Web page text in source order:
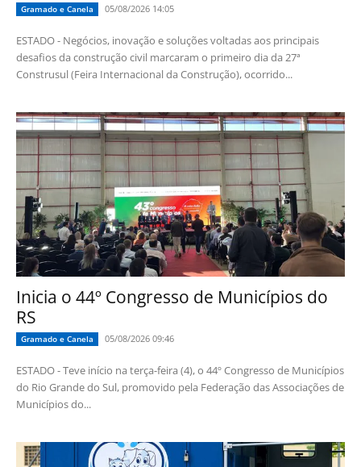
Gramado e Canela 05/08/2026 14:05
ESTADO - Negócios, inovação e soluções voltadas aos principais
desafios da construção civil marcaram o primeiro dia da 27ª
Construsul (Feira Internacional da Construção), ocorrido...
Inicia o 44º Congresso de Municípios do
RS
Gramado e Canela 05/08/2026 09:46
ESTADO - Teve início na terça-feira (4), o 44º Congresso de Municípios
do Rio Grande do Sul, promovido pela Federação das Associações de
Municípios do...